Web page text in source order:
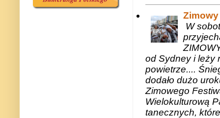
W
od Sydney i leży
powietrze....
dodało dużo
Zimowego
Wielokulturową
tanecznych,